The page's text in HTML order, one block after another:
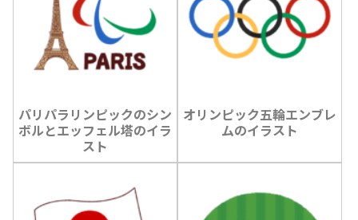
パリパラリンピックのシン
ボルとエッフェル塔のイラ
スト
オリンピック五輪エンブレ
ムのイラスト